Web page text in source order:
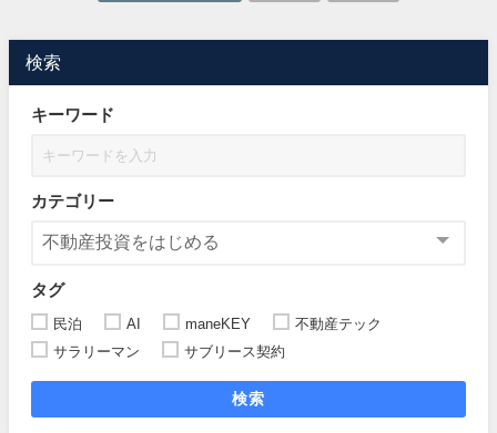
検索
キーワード
カテゴリー
タグ
民泊 AI maneKEY
不動産テック
サラリーマン
サブリース契約
検索